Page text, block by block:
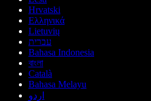
Hrvatski
Ελληνικά
Lietuvių
עברית
Bahasa Indonesia
বাংলা
Català
Bahasa Melayu
اردو